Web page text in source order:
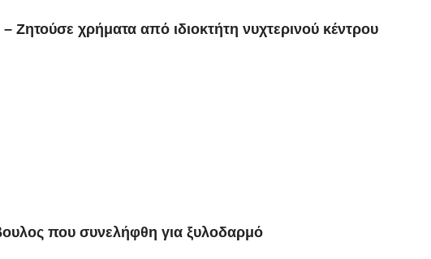
Ζητούσε χρήματα από ιδιοκτήτη νυχτερινού κέντρου
που συνελήφθη για ξυλοδαρμό